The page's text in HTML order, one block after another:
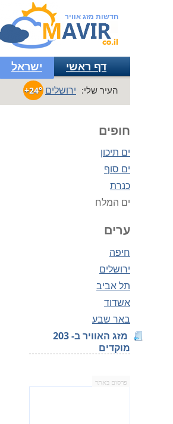
חדשות מזג אוויר
דף ראשי ישראל
העיר שלי: ירושלים +24°
חופים
ים תיכון
ים סוף
כנרת
ים המלח
ערים
חיפה
ירושלים
תל אביב
אשדוד
באר שבע
מזג האוויר ב- 203
מוקדים
פרסום באתר